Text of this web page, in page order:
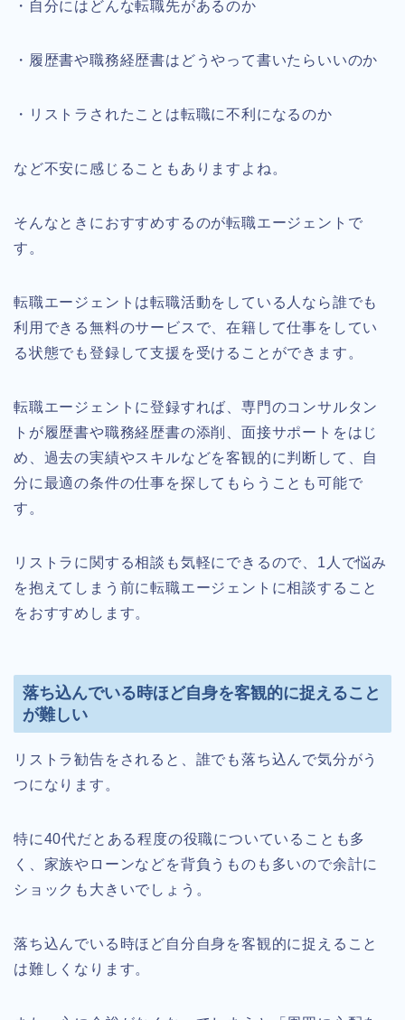
・自分にはどんな転職先があるのか
・履歴書や職務経歴書はどうやって書いたらいいのか
・リストラされたことは転職に不利になるのか
など不安に感じることもありますよね。
そんなときにおすすめするのが転職エージェントで
す。
転職エージェントは転職活動をしている人なら誰でも
利用できる無料のサービスで、在籍して仕事をしてい
る状態でも登録して支援を受けることができます。
転職エージェントに登録すれば、専門のコンサルタン
トが履歴書や職務経歴書の添削、面接サポートをはじ
め、過去の実績やスキルなどを客観的に判断して、自
分に最適の条件の仕事を探してもらうことも可能で
す。
リストラに関する相談も気軽にできるので、1人で悩み
を抱えてしまう前に転職エージェントに相談すること
をおすすめします。
落ち込んでいる時ほど自身を客観的に捉えること
が難しい
リストラ勧告をされると、誰でも落ち込んで気分がう
つになります。
特に40代だとある程度の役職についていることも多
く、家族やローンなどを背負うものも多いので余計に
ショックも大きいでしょう。
落ち込んでいる時ほど自分自身を客観的に捉えること
は難しくなります。